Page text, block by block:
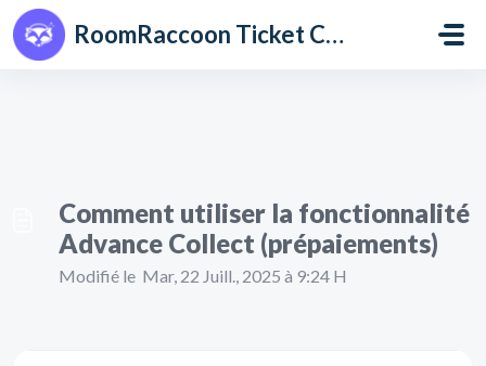
Passer au contenu principal
RoomRaccoon Ticket Centre
Comment utiliser la fonctionnalité
Advance Collect (prépaiements)
Modifié le Mar, 22 Juill., 2025 à 9:24 H